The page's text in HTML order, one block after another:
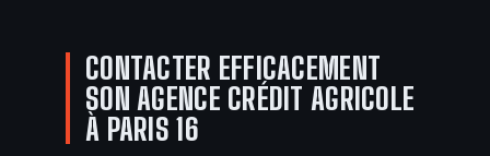
CONTACTER EFFICACEMENT
SON AGENCE CRÉDIT AGRICOLE
À PARIS 16